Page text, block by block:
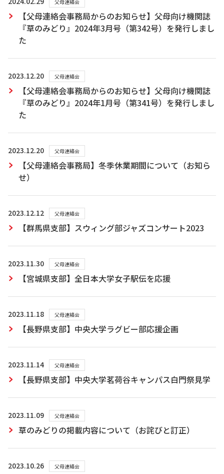
父母連絡会
【父母連絡会事務局からのお知らせ】父母向け機関誌
『草のみどり』2024年3月号（第342号）を発行しまし
た
2023.12.20 父母連絡会
【父母連絡会事務局からのお知らせ】父母向け機関誌
『草のみどり』2024年1月号（第341号）を発行しまし
た
2023.12.20 父母連絡会
【父母連絡会事務局】冬季休業期間について（お知ら
せ）
2023.12.12 父母連絡会
【群馬県支部】スウィング部ジャズコンサート2023
2023.11.30 父母連絡会
【宮城県支部】全日本大学女子駅伝を応援
2023.11.18 父母連絡会
【長野県支部】中央大学ラグビー部応援企画
2023.11.14 父母連絡会
【長野県支部】中央大学茗荷谷キャンパス白門祭見学
2023.11.09 父母連絡会
草のみどりの掲載内容について（お詫びと訂正）
2023.10.26 父母連絡会